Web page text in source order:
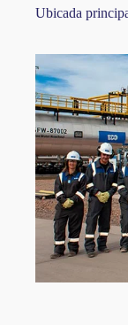
Ubicada